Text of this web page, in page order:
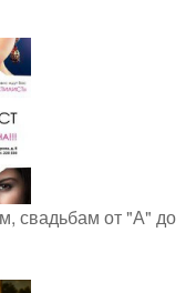
свадьбам от "А" до